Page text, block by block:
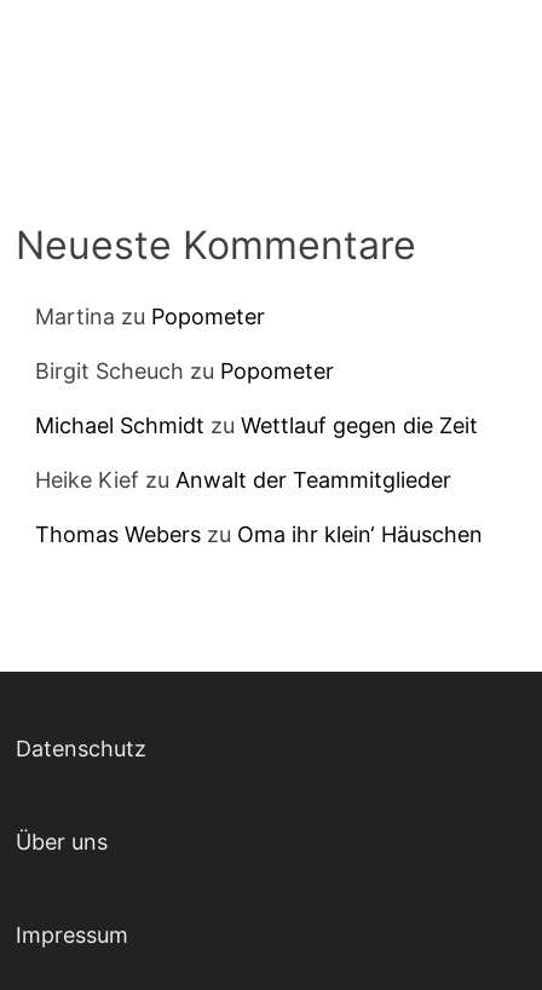
Neueste Kommentare
Martina zu Popometer
Birgit Scheuch zu Popometer
Michael Schmidt zuWettlauf gegen die Zeit
Heike Kief zu Anwalt der Teammitglieder
Thomas Webers zu Oma ihr klein‘ Häuschen
Datenschutz
Über uns
Impressum